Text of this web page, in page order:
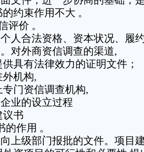
约束作用不大 。
评价 。
人合法资格、资本状况、履
对外商资信调查的渠道,
具有法律效力的证明文件；
机构,
门资信调查机构,
业的设立过程
议书
作用 。
上级部门报批的文件。项目